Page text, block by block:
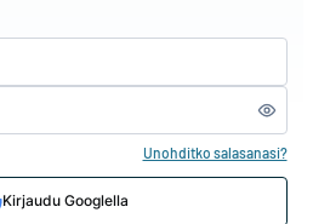
Unohditko salasanasi?
Kirjaudu Googlella